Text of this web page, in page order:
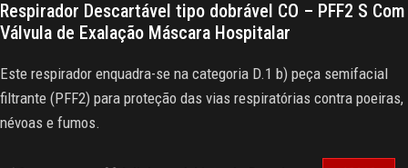
Respirador Descartável tipo dobrável CO – PFF2 S Com
Válvula de Exalação Máscara Hospitalar
Este respirador enquadra-se na categoria D.1 b) peça semifacial
filtrante (PFF2) para proteção das vias respiratórias contra poeiras,
névoas e fumos.